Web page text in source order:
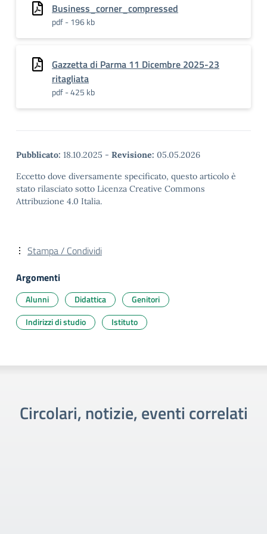
Business_corner_compressed
pdf - 196 kb
Gazzetta di Parma 11 Dicembre 2025-23
ritagliata
pdf - 425 kb
Pubblicato: 18.10.2025 - Revisione: 05.05.2026
Eccetto dove diversamente specificato, questo articolo è
stato rilasciato sotto Licenza Creative Commons
Attribuzione 4.0 Italia.
Stampa / Condividi
Argomenti
Alunni Didattica
Genitori
Indirizzi di studio
Istituto
Circolari, notizie, eventi correlati